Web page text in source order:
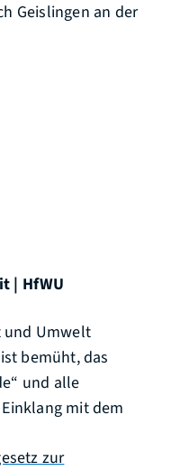
Geislingen an der
| HfWU
und Umwelt
bemüht, das
und alle
mit dem
zur